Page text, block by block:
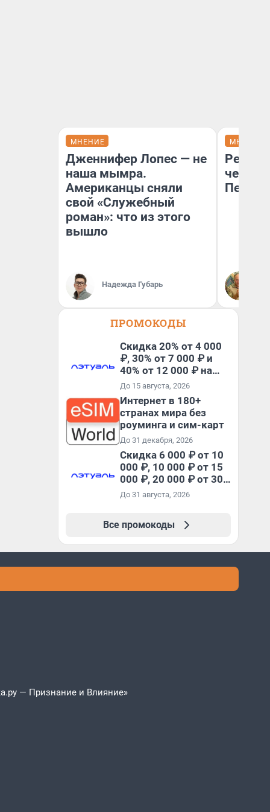
МНЕНИЕ
Дженнифер Лопес — не
наша мымра.
Американцы сняли
свой «Служебный
роман»: что из этого
вышло
Надежда Губарь
МНЕНИЕ
чему
ПРОМОКОДЫ
Скидка 20% от 4 000
₽, 30% от 7 000 ₽ и
40% от 12 000 ₽ на
первый и все
повторные заказы по
промокоду ТРЕНД
До 15 августа, 2026
Интернет в 180+
странах мира без
роуминга и сим-карт
До 31 декабря, 2026
Скидка 6 000 ₽ от 10
000 ₽, 10 000 ₽ от 15
000 ₽, 20 000 ₽ от 30
000 ₽ и 35 000 ₽ от 50
промокоду НАБЕРИ
До 31 августа, 2026
Все промокоды
— Признание и Влияние»